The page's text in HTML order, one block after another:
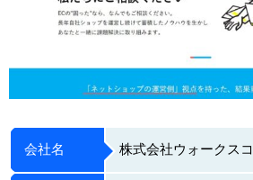
会社名 株式会社ウォークス